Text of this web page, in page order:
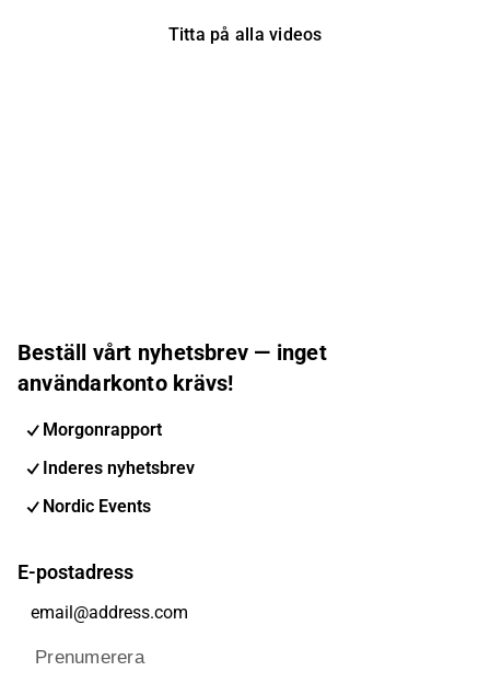
Titta på alla videos
Beställ vårt nyhetsbrev — inget
användarkonto krävs!
Morgonrapport
Inderes nyhetsbrev
Nordic Events
E-postadress
Prenumerera